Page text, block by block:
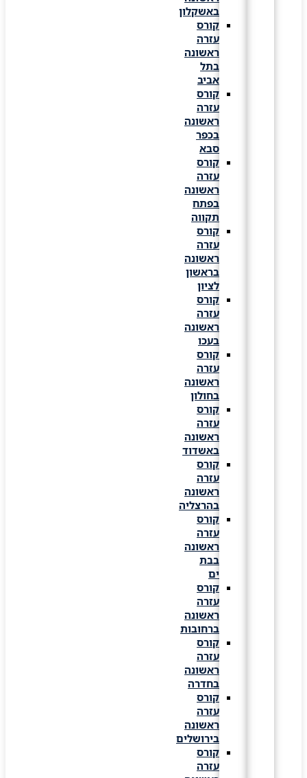
באשקלון
קורס
עזרה
ראשונה
קורס
עזרה
ראשונה
בכפר
קורס
עזרה
ראשונה
בפתח
תקווה
קורס
עזרה
ראשונה
בראשון
קורס
עזרה
ראשונה
קורס
עזרה
ראשונה
בחולון
קורס
עזרה
ראשונה
באשדוד
קורס
עזרה
ראשונה
בהרצליה
קורס
עזרה
ראשונה
קורס
עזרה
ראשונה
ברחובות
קורס
עזרה
ראשונה
בחדרה
קורס
עזרה
ראשונה
בירושלים
קורס
עזרה